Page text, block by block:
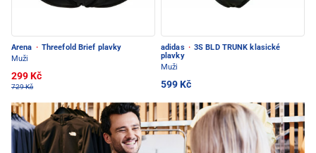
Arena · Threefold Brief plavky
Muži
299 Kč
729 Kč
adidas · 3S BLD TRUNK klasické
plavky
Muži
599 Kč